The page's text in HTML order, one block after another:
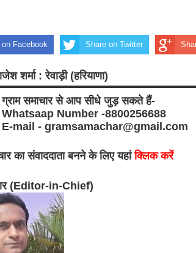
on Facebook Share on Twitter
शर्मा : रेवाड़ी (हरियाणा)
ग्राम समाचार से आप सीधे जुड़ सकते हैं-
Whatsaap Number -8800256688
E-mail - gramsamachar@gmail.com
का संवाददाता बनने के लिए यहांक्लिक करें
(Editor-in-Chief)